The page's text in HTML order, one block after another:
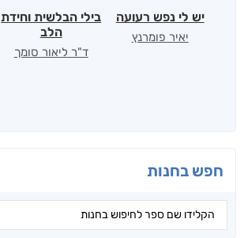
חפש בחנות
יש לי נפש רעועה
יאיר פומרנץ
בילי הבלשית וחידת
הלב
ד"ר ליאור סומך